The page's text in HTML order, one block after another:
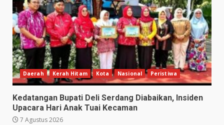
Daerah Kerah Hitam Kota Nasional Peristiwa
Kedatangan Bupati Deli Serdang Diabaikan, Insiden
Upacara Hari Anak Tuai Kecaman
7 Agustus 2026